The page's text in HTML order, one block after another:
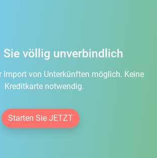
Sie völlig unverbindlich
Import von Unterkünften möglich. Keine
Kreditkarte notwendig.
Starten Sie JETZT